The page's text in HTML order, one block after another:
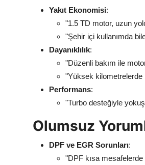
Yakıt Ekonomisi:
"1.5 TD motor, uzun
"Şehir içi kullanımda
Dayanıklılık:
"Düzenli bakım ile
"Yüksek kilometrelerde
Performans:
"Turbo desteğiyle
Olumsuz
DPF ve EGR Sorunları:
"DPF kısa mesafelerde